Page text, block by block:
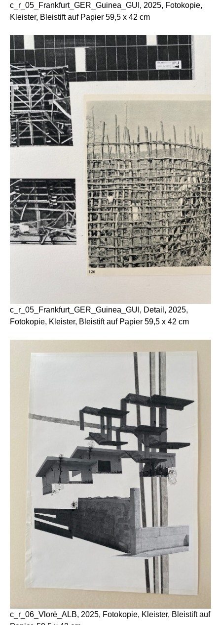
c_r_05_Frankfurt_GER_Guinea_GUI, 2025, Fotokopie,
Kleister, Bleistift auf Papier 59,5 x 42 cm
c_r_05_Frankfurt_GER_Guinea_GUI, Detail, 2025,
Fotokopie, Kleister, Bleistift auf Papier 59,5 x 42 cm
c_r_06_Vlorë_ALB, 2025, Fotokopie, Kleister, Bleistift auf